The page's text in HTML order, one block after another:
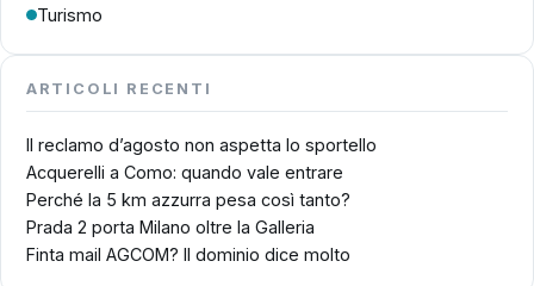
Turismo
ARTICOLI RECENTI
Il reclamo d’agosto non aspetta lo sportello
Acquerelli a Como: quando vale entrare
Perché la 5 km azzurra pesa così tanto?
Prada 2 porta Milano oltre la Galleria
Finta mail AGCOM? Il dominio dice molto